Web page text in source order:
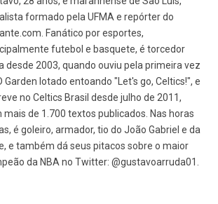
formado pela UFMA e repórter do
Fanático por esportes,
futebol e basquete, é torcedor
desde 2003, quando ouviu pela primeira vez
Garden lotado entoando "Let's go, Celtics!", e
no Celtics Brasil desde julho de 2011,
mais de 1.700 textos publicados. Nas horas
é goleiro, armador, tio do João Gabriel e da
e também dá seus pitacos sobre o maior
da NBA no Twitter: @gustavoarruda01.